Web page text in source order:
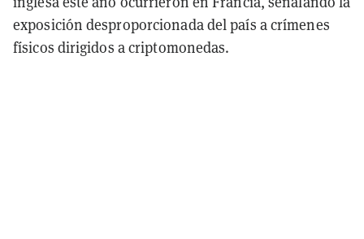
exposición desproporcionada del país a crímenes
físicos dirigidos a criptomonedas.